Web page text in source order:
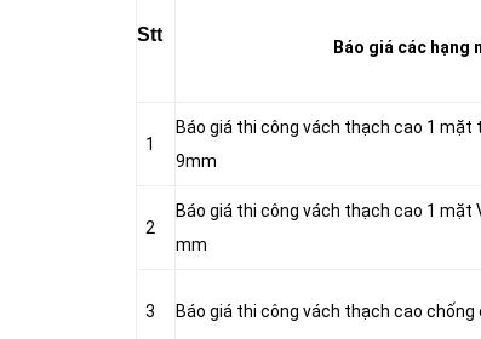
Stt
Báo giá các hạng
1
Báo giá thi công vách thạch cao 1
9mm
2
Báo giá thi công vách thạch cao 1 mặt
mm
3 Báo giá thi công vách thạch cao